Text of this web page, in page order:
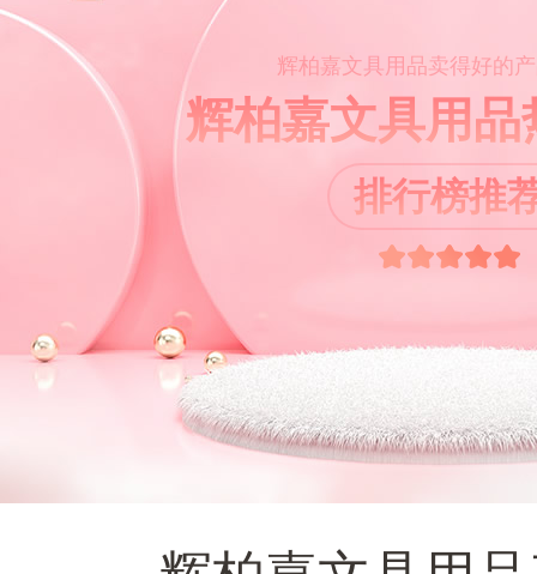
辉柏嘉文具用品卖得好的
辉柏嘉文具用品
排行榜推